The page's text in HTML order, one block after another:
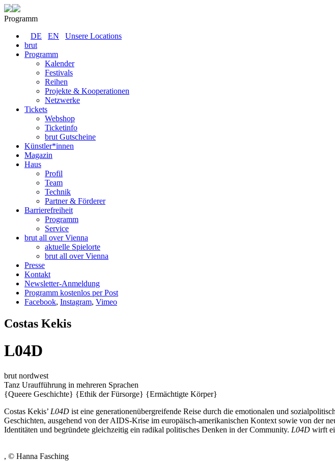
Programm
DE
EN
Unsere Locations
brut
Programm
Kalender
Festivals
Reihen
Projekte & Kooperationen
Netzwerke
Tickets
Webshop
Ticketinfo
brut Gutscheine
Künstler*innen
Magazin
Haus
Profil
Team
Technik
Partner & Förderer
Barrierefreiheit
Programm
Service
brut all over Vienna
aktuelle Spielorte
brut all over Vienna
Presse
Kontakt
Newsletter-Anmeldung
Programm kostenlos per Post
Facebook, Instagram, Vimeo
Costas Kekis
L04D
brut nordwest
Tanz Uraufführung in mehreren Sprachen
{Queere Geschichte} {Ethik der Fürsorge} {Ermächtigte Körper}
Costas Kekis’ L04D ist eine generationenübergreifende Reise durch die emotionalen und
Geschichten, ausgehend von der AIDS-Krise im europäisch-amerikanischen Kontext sowie von der
Identitäten und begründete gleichzeitig ein radikal politisches Denken in der Community. L04D wirft
, © Hanna Fasching